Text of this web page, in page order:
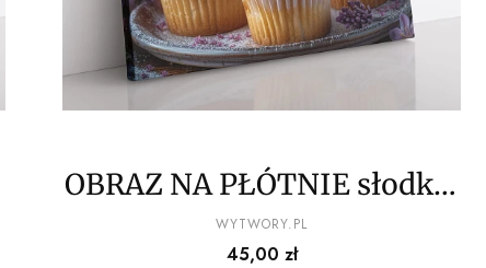
OBRAZ NA PŁÓTNIE słodkie
babeczki wz2
PRODUCENT
WYTWORY.PL
Cena
45,00 zł